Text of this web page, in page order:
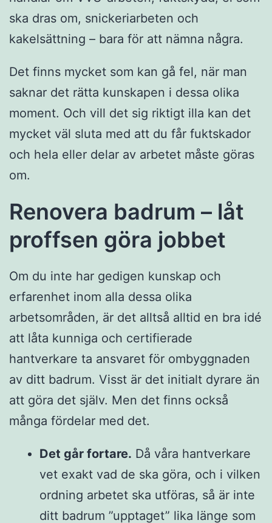
ska dras om, snickeriarbeten och
kakelsättning – bara för att nämna några.
Det finns mycket som kan gå fel, när man
saknar det rätta kunskapen i dessa olika
moment. Och vill det sig riktigt illa kan det
mycket väl sluta med att du får fuktskador
och hela eller delar av arbetet måste göras
om.
Renovera badrum – låt
proffsen göra jobbet
Om du inte har gedigen kunskap och
erfarenhet inom alla dessa olika
arbetsområden, är det alltså alltid en bra idé
att låta kunniga och certifierade
hantverkare ta ansvaret för ombyggnaden
av ditt badrum. Visst är det initialt dyrare än
att göra det själv. Men det finns också
många fördelar med det.
Det går fortare. Då våra hantverkare
vet exakt vad de ska göra, och i vilken
ordning arbetet ska utföras, så är inte
ditt badrum ”upptaget” lika länge som